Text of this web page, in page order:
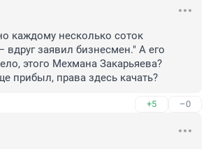
каждому несколько соток
вдруг заявил бизнесмен." А его
этого Мехмана Закарьяева?
прибыл, права здесь качать?
+5 –0